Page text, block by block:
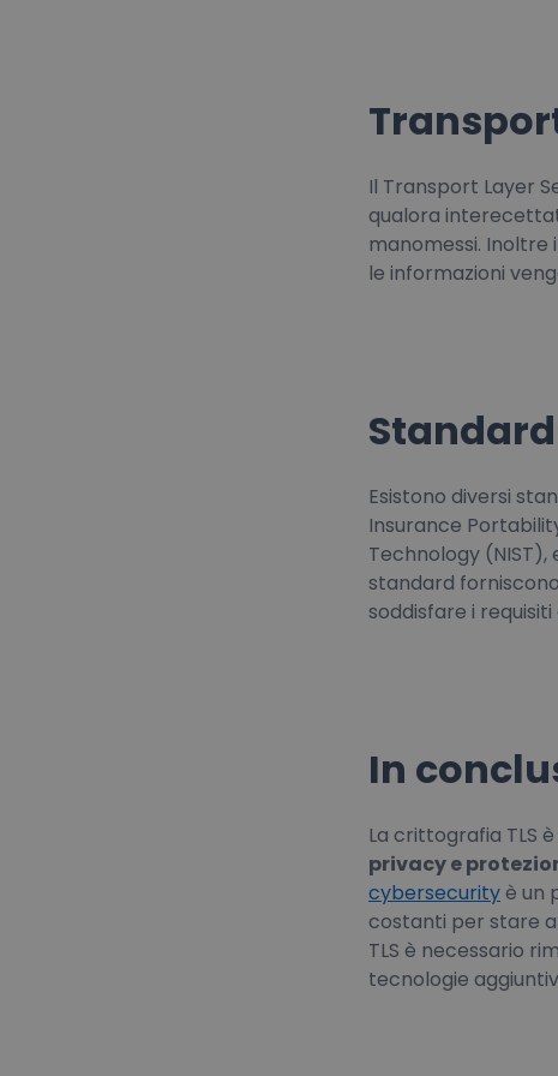
Il Transport Layer
qualora
manomessi. Inoltre
le informazioni
Standard
Esistono diversi
Insurance
Technology (NIST),
standard
soddisfare i requisiti
In
La crittografia TLS
privacy e
cybersecurityè un
costanti per stare
TLS è necessario
tecnologie